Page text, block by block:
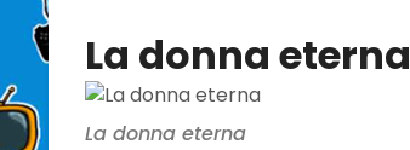
La donna eterna
La donna eterna